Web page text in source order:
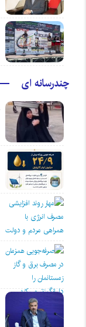
چندرسانه ای